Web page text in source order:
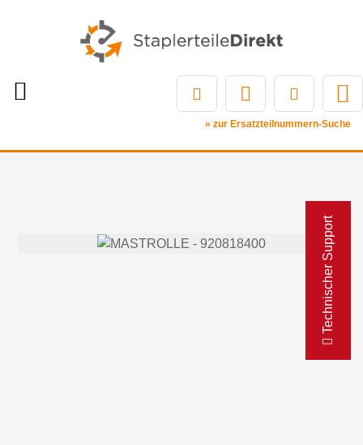
Technischer Support
» zur Ersatzteilnummern-Suche